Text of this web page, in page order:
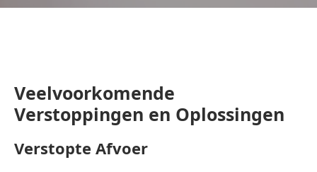
Veelvoorkomende
Verstoppingen en Oplossingen
Verstopte Afvoer